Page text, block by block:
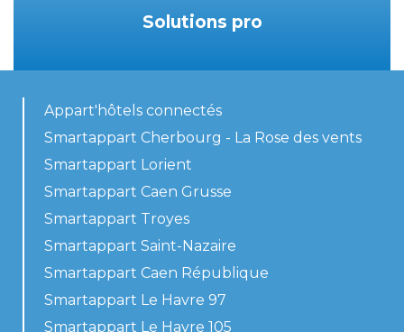
Solutions pro
Appart'hôtels connectés
Smartappart Cherbourg - La Rose des vents
Smartappart Lorient
Smartappart Caen Grusse
Smartappart Troyes
Smartappart Saint-Nazaire
Smartappart Caen République
Smartappart Le Havre 97
Smartappart Le Havre 105